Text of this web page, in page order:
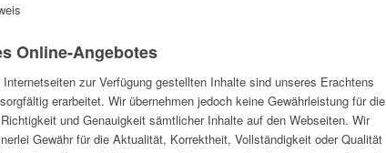
Online-Angebotes
Internetseiten zur Verfügung gestellten Inhalte sind unseres Erachtens
erarbeitet. Wir übernehmen jedoch keine Gewährleistung für die
und Genauigkeit sämtlicher Inhalte auf den Webseiten. Wir
Gewähr für die Aktualität, Korrektheit, Vollständigkeit oder Qualität